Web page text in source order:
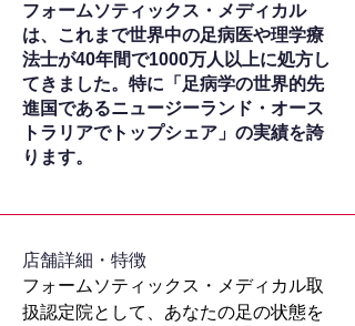
フォームソティックス・メディカル
は、これまで世界中の足病医や理学療
法士が40年間で1000万人以上に処方し
てきました。特に「足病学の世界的先
進国であるニュージーランド・オース
トラリアでトップシェア」の実績を誇
ります。
​店舗詳細・特徴
フォームソティックス・メディカル取
扱認定院として、あなたの足の状態を